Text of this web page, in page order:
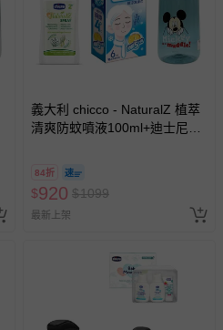
義大利 chicco - NaturalZ 植萃
清爽防蚊噴液100ml+迪士尼直
84折
$920 $1099
最新上架